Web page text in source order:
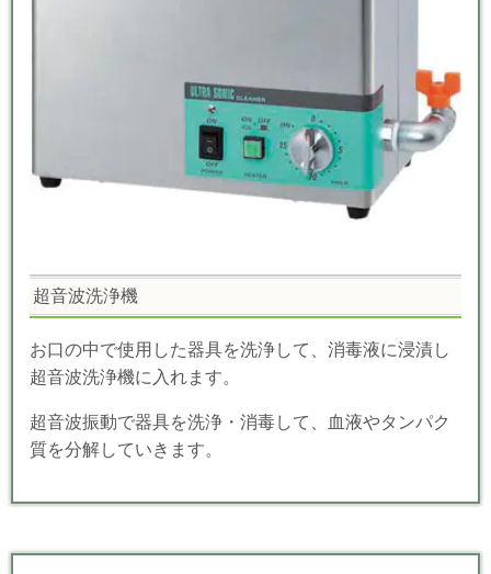
超音波洗浄機
お口の中で使用した器具を洗浄して、消毒液に浸漬し
超音波洗浄機に入れます。
超音波振動で器具を洗浄・消毒して、血液やタンパク
質を分解していきます。